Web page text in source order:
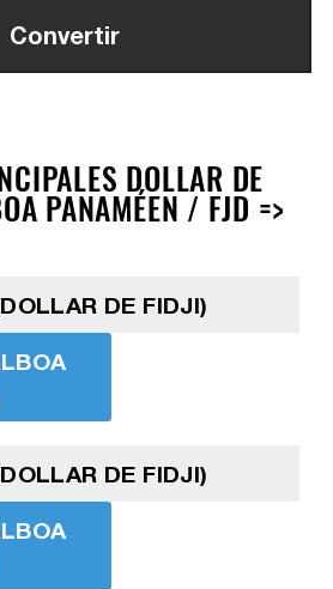
DOLLAR DE
PANAMÉEN / FJD =>
DE FIDJI)
DE FIDJI)